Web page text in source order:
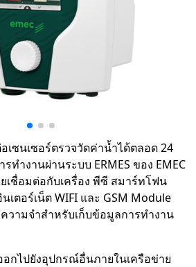
เซนเซอร์ตรวจวัดค่าน้ำได้ตลอด 24
ทำงานผ่านระบบ ERMES ของ EMEC
ยเชื่อมต่อกับเครื่อง พีซี สมาร์ทโฟน
เตอร์เน็ต WIFI และ GSM Module
วามจำสำหรับเก็บข้อมูลการทำงาน
กไปยังอุปกรณ์อื่นภายในเครือข่าย